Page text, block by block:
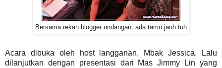
Bersama rekan blogger undangan, ada tamu jauh tuh
Acara dibuka oleh host langganan, Mbak Jessica. Lalu
dilanjutkan dengan presentasi dari Mas Jimmy Lin yang